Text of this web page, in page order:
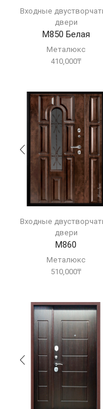
Входные
двери
М850 Белая
Металюкс
410,000₸
Входные
двери
М860
Металюкс
510,000₸